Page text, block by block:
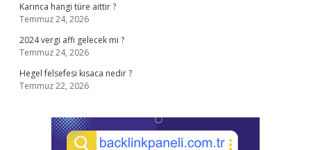
Karınca hangi türe aittir ?
Temmuz 24, 2026
2024 vergi affı gelecek mi ?
Temmuz 24, 2026
Hegel felsefesi kısaca nedir ?
Temmuz 22, 2026